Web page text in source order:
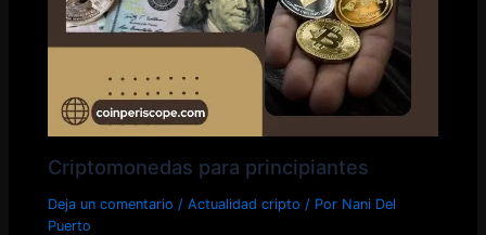
Criptomonedas para principiantes
Deja un comentario /Actualidad cripto / Por Nani Del
Puerto